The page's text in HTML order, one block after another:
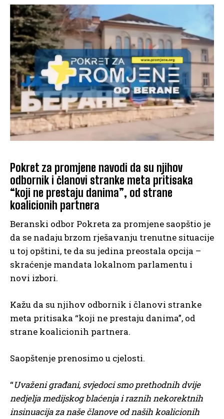
Pokret za promjene navodi da su njihov
odbornik i članovi stranke meta pritisaka
“koji ne prestaju danima”, od strane
koalicionih partnera
Beranski odbor Pokreta za promjene saopštio je
da se nadaju brzom rješavanju trenutne situacije
u toj opštini, te da su jedina preostala opcija –
skraćenje mandata lokalnom parlamentu i
novi izbori.
Kažu da su njihov odbornik i članovi stranke
meta pritisaka “koji ne prestaju danima”, od
strane koalicionih partnera.
Saopštenje prenosimo u cjelosti.
“Uvaženi građani, svjedoci smo prethodnih dvije
nedjelja medijskog blaćenja i raznih nekorektnih
insinuacija za naše članove od naših koalicionih